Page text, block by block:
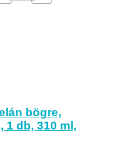
bögre,
1 db, 310 ml,